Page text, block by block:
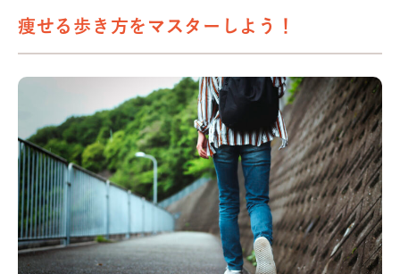
痩せる歩き方をマスターしよう！